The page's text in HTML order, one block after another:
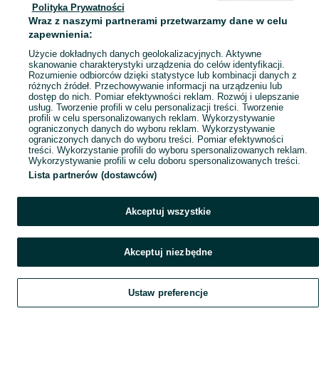
Mapa miejscowości
Mapa ministron
Szukaj Obserwujesz Dodaj Czat Konto
Polityka Prywatności
Wraz z naszymi partnerami przetwarzamy dane w celu
zapewnienia:
Użycie dokładnych danych geolokalizacyjnych. Aktywne
skanowanie charakterystyki urządzenia do celów identyfikacji.
Rozumienie odbiorców dzięki statystyce lub kombinacji danych z
różnych źródeł. Przechowywanie informacji na urządzeniu lub
dostęp do nich. Pomiar efektywności reklam. Rozwój i ulepszanie
usług. Tworzenie profili w celu personalizacji treści. Tworzenie
profili w celu spersonalizowanych reklam. Wykorzystywanie
ograniczonych danych do wyboru reklam. Wykorzystywanie
ograniczonych danych do wyboru treści. Pomiar efektywności
treści. Wykorzystanie profili do wyboru spersonalizowanych reklam.
Wykorzystywanie profili w celu doboru spersonalizowanych treści.
Lista partnerów (dostawców)
Akceptuj wszystkie
Akceptuj niezbędne
Ustaw preferencje